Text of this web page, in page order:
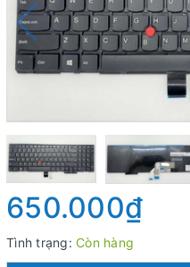
650.000₫
Tình trạng: Còn hàng